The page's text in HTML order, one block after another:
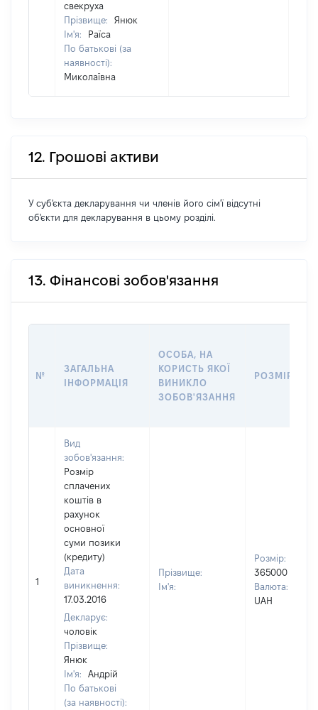
свекруха
Прізвище:
Янюк
Ім'я:
Раїса
По батькові (за
наявності):
Миколаївна
12. Грошові активи
У суб'єкта декларування чи членів його сім'ї відсутні
об'єкти для декларування в цьому розділі.
13. Фінансові зобов'язання
№
ЗАГАЛЬНА
ІНФОРМАЦІЯ
ОСОБА, НА
КОРИСТЬ ЯКОЇ
ВИНИКЛО
ЗОБОВ'ЯЗАННЯ
РОЗМІР
1
Вид
зобов'язання:
Розмір
сплачених
коштів в
рахунок
основної
суми позики
(кредиту)
Дата
виникнення:
17.03.2016
Декларує:
чоловік
Прізвище:
Янюк
Ім'я:
Андрій
По батькові
(за наявності):
Прізвище:
Ім'я:
Розмір:
365000
Валюта:
UAH